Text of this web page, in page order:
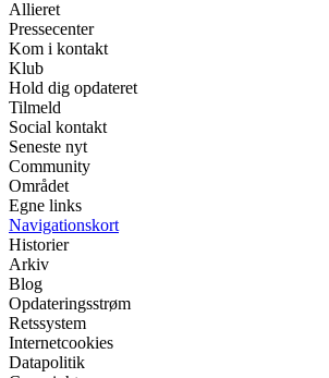
Allieret
Pressecenter
Kom i kontakt
Klub
Hold dig opdateret
Tilmeld
Social kontakt
Seneste nyt
Community
Området
Egne links
Navigationskort
Historier
Arkiv
Blog
Opdateringsstrøm
Retssystem
Internetcookies
Datapolitik